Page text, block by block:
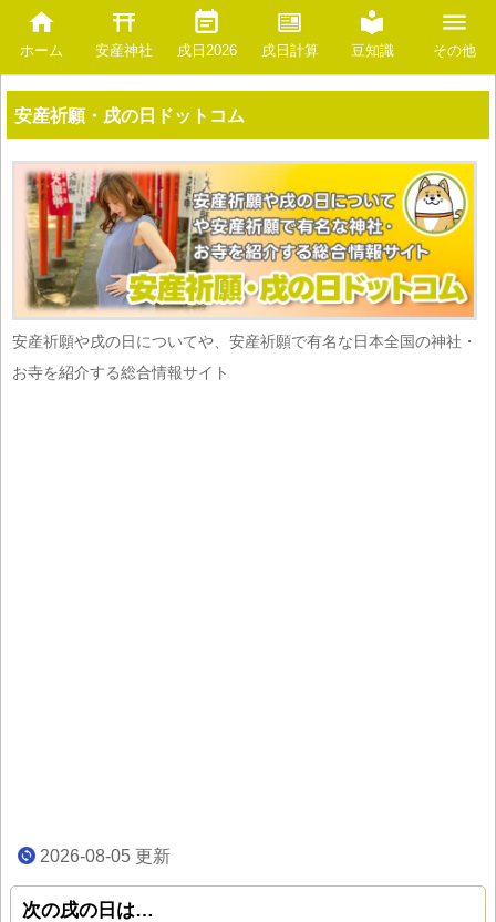
ホーム 安産神社 戌日2026 戌日計算 豆知識 その他
安産祈願・戌の日ドットコム
安産祈願や戌の日についてや、安産祈願で有名な日本全国の神社・
お寺を紹介する総合情報サイト
2026-08-05 更新
次の戌の日は…